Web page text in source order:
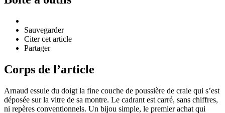
Sauvegarder
Citer cet article
Partager
Corps de l’article
Arnaud essuie du doigt la fine couche de poussière de craie qui s’est
déposée sur la vitre de sa montre. Le cadrant est carré, sans chiffres,
ni repères conventionnels. Un bijou simple, le premier achat qui